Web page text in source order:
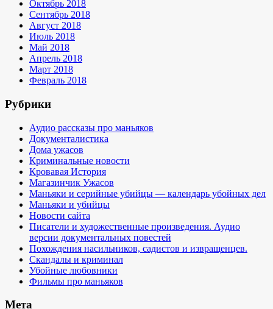
Октябрь 2018
Сентябрь 2018
Август 2018
Июль 2018
Май 2018
Апрель 2018
Март 2018
Февраль 2018
Рубрики
Аудио рассказы про маньяков
Документалистика
Дома ужасов
Криминальные новости
Кровавая История
Магазинчик Ужасов
Маньяки и серийные убийцы — календарь убойных дел
Маньяки и убийцы
Новости сайта
Писатели и художественные произведения. Аудио
версии документальных повестей
Похождения насильников, садистов и извращенцев.
Скандалы и криминал
Убойные любовники
Фильмы про маньяков
Мета